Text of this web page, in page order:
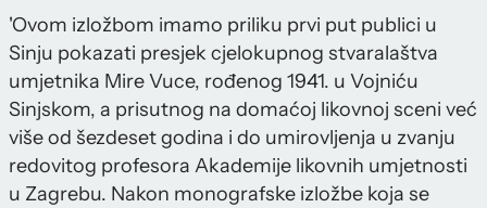
'Ovom izložbom imamo priliku prvi put publici u
Sinju pokazati presjek cjelokupnog stvaralaštva
umjetnika Mire Vuce, rođenog 1941. u Vojniću
Sinjskom, a prisutnog na domaćoj likovnoj sceni već
više od šezdeset godina i do umirovljenja u zvanju
redovitog profesora Akademije likovnih umjetnosti
u Zagrebu. Nakon monografske izložbe koja se